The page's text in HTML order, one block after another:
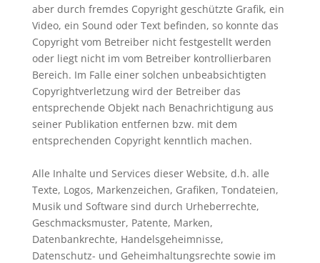
aber durch fremdes Copyright geschützte Grafik, ein
Video, ein Sound oder Text befinden, so konnte das
Copyright vom Betreiber nicht festgestellt werden
oder liegt nicht im vom Betreiber kontrollierbaren
Bereich. Im Falle einer solchen unbeabsichtigten
Copyrightverletzung wird der Betreiber das
entsprechende Objekt nach Benachrichtigung aus
seiner Publikation entfernen bzw. mit dem
entsprechenden Copyright kenntlich machen.
Alle Inhalte und Services dieser Website, d.h. alle
Texte, Logos, Markenzeichen, Grafiken, Tondateien,
Musik und Software sind durch Urheberrechte,
Geschmacksmuster, Patente, Marken,
Datenbankrechte, Handelsgeheimnisse,
Datenschutz- und Geheimhaltungsrechte sowie im